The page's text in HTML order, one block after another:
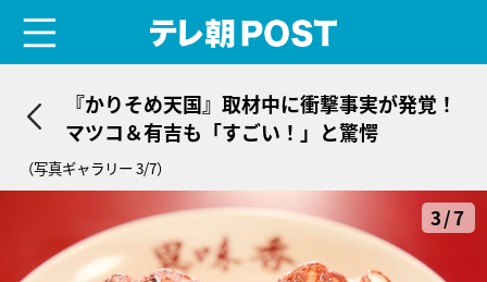
『かりそめ天国』取材中に衝撃事実が発覚！
マツコ＆有吉も「すごい！」と驚愕
（写真ギャラリー 3/7）
3/7